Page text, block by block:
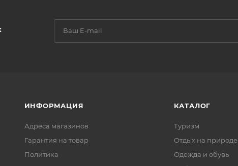
ИНФОРМАЦИЯ
Адреса магазинов
Гарантия на товар
Политика
КАТАЛОГ
Туризм
Отдых на природе
Одежда и обувь